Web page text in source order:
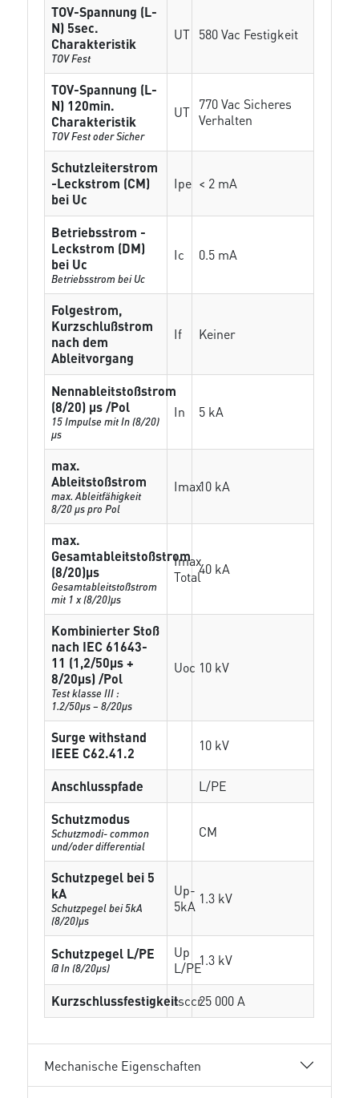
TOV-Spannung (L-
N) 5sec.
Charakteristik
TOV Fest
UT 580 Vac Festigkeit
TOV-Spannung (L-
N) 120min.
Charakteristik
TOV Fest oder Sicher
UT 770 Vac Sicheres
Verhalten
Schutzleiterstrom
-Leckstrom (CM)
bei Uc
Ipe < 2 mA
Betriebsstrom -
Leckstrom (DM)
bei Uc
Betriebsstrom bei Uc
Ic 0.5 mA
Folgestrom,
Kurzschlußstrom
nach dem
Ableitvorgang
If Keiner
Nennableitstoßstrom
(8/20) µs /Pol
15 Impulse mit In (8/20)
µs
In 5 kA
max.
Ableitstoßstrom
max. Ableitfähigkeit
8/20 µs pro Pol
Imax10 kA
max.
Gesamtableitstoßstrom
(8/20)µs
Gesamtableitstoßstrom
mit 1 x (8/20)µs
Imax
Total40 kA
Kombinierter Stoß
nach IEC 61643-
11 (1,2/50µs +
8/20µs) /Pol
Test klasse III :
1.2/50µs – 8/20µs
Uoc 10 kV
Surge withstand
IEEE C62.41.2
10 kV
Anschlusspfade
L/PE
Schutzmodus
Schutzmodi- common
und/oder differential
CM
Schutzpegel bei 5
kA
Schutzpegel bei 5kA
(8/20)µs
Up-
5kA 1.3 kV
Schutzpegel L/PE
@ In (8/20µs)
Up
L/PE1.3 kV
KurzschlussfestigkeitIsccr25 000 A
Mechanische Eigenschaften